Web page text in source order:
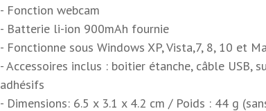
- Fonction webcam
- Batterie li-ion 900mAh fournie
- Fonctionne sous Windows XP, Vista,7, 8, 10 et
- Accessoires inclus : boitier étanche, câble
adhésifs
- Dimensions: 6.5 x 3.1 x 4.2 cm / Poids : 44 g